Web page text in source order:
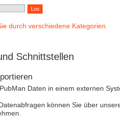
durch verschiedene Kategorien.
Schnittstellen
Daten in einem externen
können Sie über